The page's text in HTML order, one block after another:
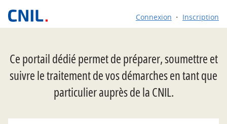
Connexion Inscription
Ce portail dédié permet de préparer, soumettre et
suivre le traitement de vos démarches en tant que
particulier auprès de la CNIL.